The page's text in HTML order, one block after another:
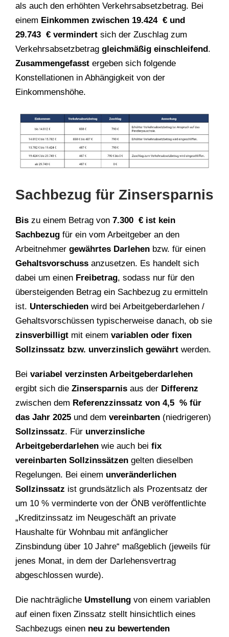
als auch den erhöhten Verkehrsabsetzbetrag. Bei
einem Einkommen zwischen 19.424 € und
29.743 € vermindert sich der Zuschlag zum
Verkehrsabsetzbetrag gleichmäßig einschleifend.
Zusammengefasst ergeben sich folgende
Konstellationen in Abhängigkeit von der
Einkommenshöhe.
Sachbezug für Zinsersparnis
Bis zu einem Betrag von 7.300 € ist kein
Sachbezug für ein vom Arbeitgeber an den
Arbeitnehmer gewährtes Darlehen bzw. für einen
Gehaltsvorschuss anzusetzen. Es handelt sich
dabei um einen Freibetrag, sodass nur für den
übersteigenden Betrag ein Sachbezug zu ermitteln
ist. Unterschieden wird bei Arbeitgeberdarlehen /
Gehaltsvorschüssen typischerweise danach, ob sie
zinsverbilligt mit einem variablen oder fixen
Sollzinssatz bzw. unverzinslich gewährt werden.
Bei variabel verzinsten Arbeitgeberdarlehen
ergibt sich die Zinsersparnis aus der Differenz
zwischen dem Referenzzinssatz von 4,5 % für
das Jahr 2025 und dem vereinbarten (niedrigeren)
Sollzinssatz. Für unverzinsliche
Arbeitgeberdarlehen wie auch bei fix
vereinbarten Sollzinssätzen gelten dieselben
Regelungen. Bei einem unveränderlichen
Sollzinssatz ist grundsätzlich als Prozentsatz der
um 10 % verminderte von der ÖNB veröffentlichte
„Kreditzinssatz im Neugeschäft an private
Haushalte für Wohnbau mit anfänglicher
Zinsbindung über 10 Jahre“ maßgeblich (jeweils für
jenes Monat, in dem der Darlehensvertrag
abgeschlossen wurde).
Die nachträgliche Umstellung von einem variablen
auf einen fixen Zinssatz stellt hinsichtlich eines
Sachbezugs einen neu zu bewertenden